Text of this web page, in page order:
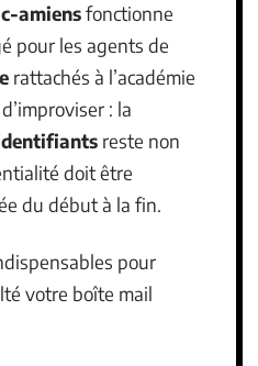
amiensfonctionne
pour les agents de
rattachés à l’académie
: la
reste non
doit être
du début à la fin.
pour
votre boîte mail